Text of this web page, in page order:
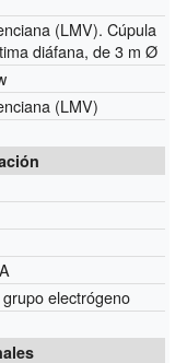
(LMV). Cúpula
diáfana, de 3 m Ø
(LMV)
electrógeno